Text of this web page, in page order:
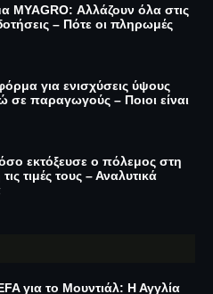
MYAGRO: Αλλάζουν όλα στις
– Πότε οι πληρωμές
για ενισχύσεις ύψους
σε παραγωγούς – Ποιοι είναι
εκτόξευσε ο πόλεμος στη
τιμές τους – Αναλυτικά
για το Μουντιάλ: Η Αγγλία